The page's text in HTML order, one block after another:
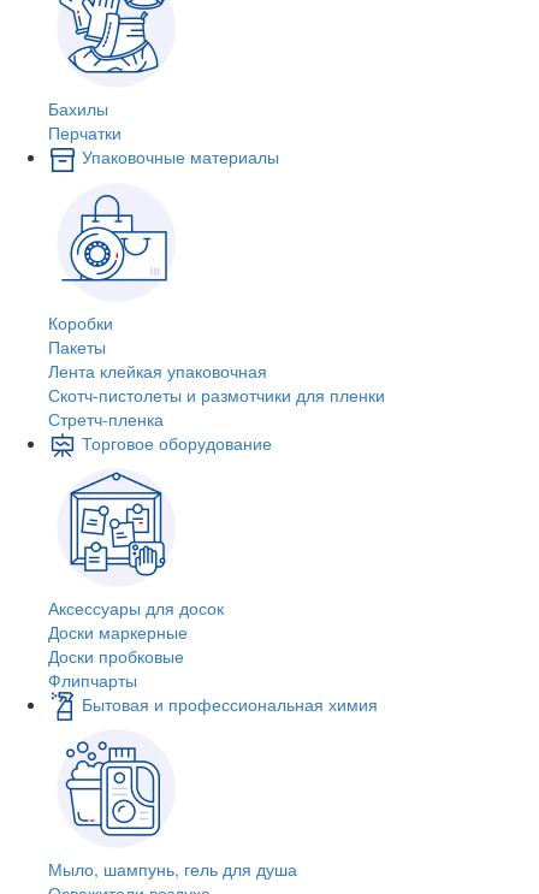
Бахилы
Перчатки
Упаковочные материалы
Коробки
Пакеты
Лента клейкая упаковочная
Скотч-пистолеты и размотчики для пленки
Стретч-пленка
Торговое оборудование
Аксессуары для досок
Доски маркерные
Доски пробковые
Флипчарты
Бытовая и профессиональная химия
Мыло, шампунь, гель для душа